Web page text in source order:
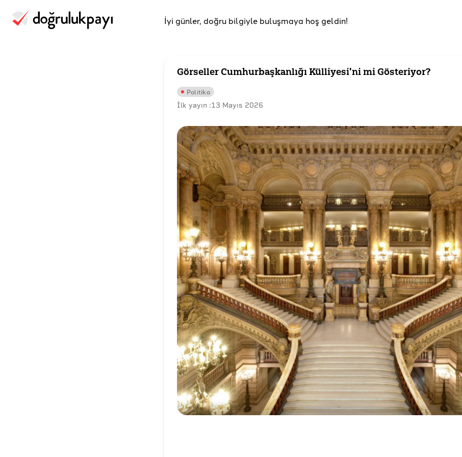
İyi günler, doğru bilgiyle buluşmaya hoş geldin!
Görseller Cumhurbaşkanlığı Külliyesi'ni mi Gösteriyor?
Politika
İlk yayın :13 Mayıs 2026